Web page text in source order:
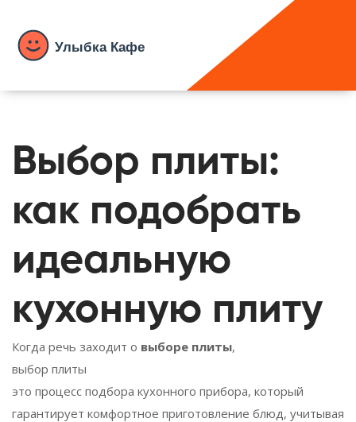
Выбор плиты:
как подобрать
идеальную
кухонную плиту
Когда речь заходит о выборе плиты,
выбор плиты
это процесс подбора кухонного прибора, который
гарантирует комфортное приготовление блюд, учитывая